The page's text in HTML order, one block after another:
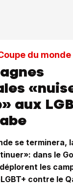
du monde
aux
se terminera,
dans le
les
contre le